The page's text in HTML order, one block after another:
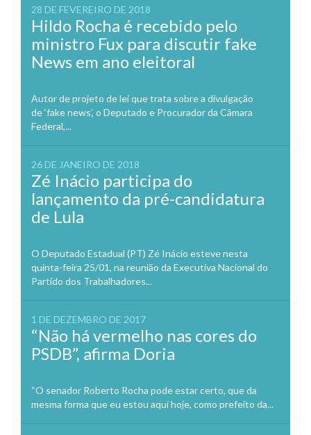
28 DE FEVEREIRO DE 2018
Hildo Rocha é recebido pelo
ministro Fux para discutir fake
News em ano eleitoral
Autor de projeto de lei que trata sobre a divulgação
de ‘fake news’, o Deputado e Procurador da Câmara
Federal,...
26 DE JANEIRO DE 2018
Zé Inácio participa do
lançamento da pré-candidatura
de Lula
O Deputado Estadual (PT) Zé Inácio esteve nesta
quinta-feira 25/01, na reunião da Executiva Nacional do
Partido dos Trabalhadores...
1 DE DEZEMBRO DE 2017
“Não há vermelho nas cores do
PSDB”, afirma Doria
“O senador Roberto Rocha pode estar certo, que da
mesma forma que eu estou aqui hoje, como prefeito da...